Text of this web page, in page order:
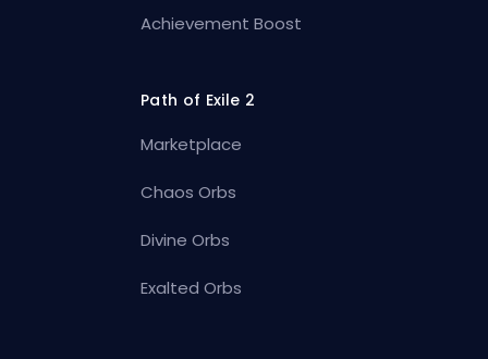
Achievement Boost
Path of Exile 2
Marketplace
Chaos Orbs
Divine Orbs
Exalted Orbs